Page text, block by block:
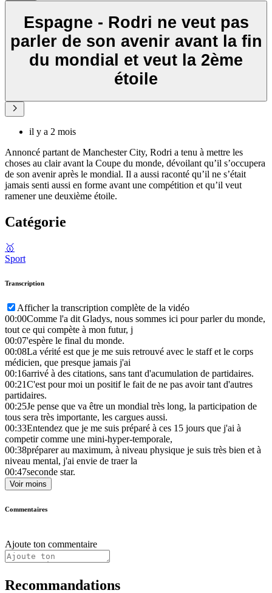
Espagne - Rodri ne veut pas
parler de son avenir avant la fin
du mondial et veut la 2ème
étoile
il y a 2 mois
Annoncé partant de Manchester City, Rodri a tenu à mettre les
choses au clair avant la Coupe du monde, dévoilant qu’il s’occupera
de son avenir après le mondial. Il a aussi raconté qu’il ne s’était
jamais senti aussi en forme avant une compétition et qu’il veut
ramener une deuxième étoile.
Catégorie
🥇
Sport
Transcription
Afficher la transcription complète de la vidéo
00:00Comme l'a dit Gladys, nous sommes ici pour parler du monde,
tout ce qui compète à mon futur, j
00:07'espère le final du monde.
00:08La vérité est que je me suis retrouvé avec le staff et le corps
médicien, que presque jamais j'ai
00:16arrivé à des citations, sans tant d'acumulation de partidaires.
00:21C'est pour moi un positif le fait de ne pas avoir tant d'autres
partidaires.
00:25Je pense que va être un mondial très long, la participation de
tous sera très importante, les cargues aussi.
00:33Entendez que je me suis préparé à ces 15 jours que j'ai à
competir comme une mini-hyper-temporale,
00:38préparer au maximum, à niveau physique je suis très bien et à
niveau mental, j'ai envie de traer la
00:47seconde star.
Voir moins
Commentaires
Ajoute ton commentaire
Recommandations